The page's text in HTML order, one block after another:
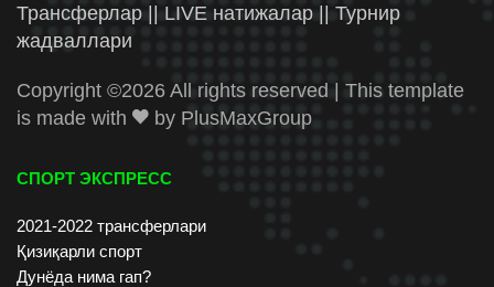
Трансферлар || LIVE натижалар || Турнир
жадваллари
Copyright ©2026 All rights reserved | This template
is made with
by PlusMaxGroup
СПОРТ ЭКСПРЕСС
2021-2022 трансферлари
Қизиқарли спорт
Дунёда нима гап?